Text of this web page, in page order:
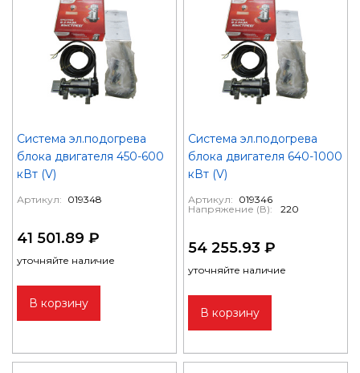
Система эл.подогрева
блока двигателя 450-600
кВт (V)
Артикул: 019348
41 501.89 ₽
уточняйте наличие
В корзину
Система эл.подогрева
блока двигателя 640-1000
кВт (V)
Артикул: 019346
Напряжение (В):
220
54 255.93 ₽
уточняйте наличие
В корзину